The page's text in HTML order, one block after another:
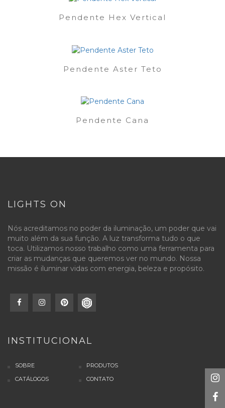
Pendente Hex Vertical
Pendente Aster Teto
Pendente Cana
LIGHTS ON
Nós acreditamos no poder da iluminação, um poder que vai
muito além da sua função. A luz transforma tudo o que
toca. Utilizamos nosso trabalho como uma ferramenta para
criar as mudanças que queremos ver no mundo. Nossa
missão é iluminar vidas com energia, beleza e propósito.
INSTITUCIONAL
SOBRE
PRODUTOS
CATÁLOGOS
CONTATO